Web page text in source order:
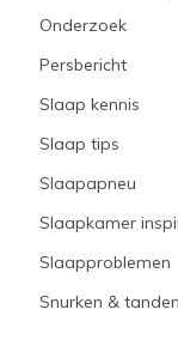
Onderzoek
Persbericht
Slaap kennis
Slaap tips
Slaapapneu
Slaapkamer
Slaapproblemen
Snurken &